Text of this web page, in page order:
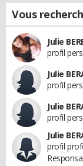
Vous
Julie
profil
Julie
profil
Julie
profil
Julie
profil